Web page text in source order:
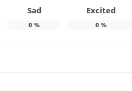
Sad
0 %
Excited
0 %